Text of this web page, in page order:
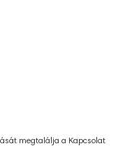
megtalálja a Kapcsolat